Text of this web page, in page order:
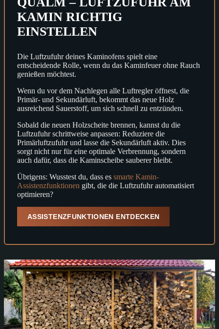
KAMIN RICHTIG
EINSTELLEN
Die Luftzufuhr deines Kaminofens spielt eine
entscheidende Rolle, wenn du das Kaminfeuer ohne Rauch
genießen möchtest.
Wenn du vor dem Nachlegen alle Luftregler öffnest, die
Primär- und Sekundärluft, bekommt das neue Holz
ausreichend Sauerstoff, um sich schnell zu entzünden.
Sobald die neuen Holzscheite brennen, kannst du die
Luftzufuhr schrittweise anpassen: Reduziere die
Primärluftzufuhr und lasse die Sekundärluft aktiv. Dies
sorgt nicht nur für eine optimale Verbrennung, sondern
auch dafür, dass die Kaminscheibe sauberer bleibt.
Übrigens: Wusstest du, dass es smarte Kamin-
Assistenzfunktionen gibt, die die Luftzufuhr automatisiert
optimieren?
ASSISTENZFUNKTIONEN ENTDECKEN